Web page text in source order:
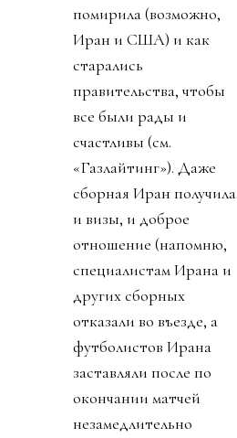
помирила (возможно,
Иран и США) и как
старались
правительства, чтобы
все были рады и
счастливы (см.
«Газлайтинг»). Даже
сборная Иран получила
и визы, и доброе
отношение (напомню,
специалистам Ирана и
других сборных
отказали во въезде, а
футболистов Ирана
заставляли после по
окончании матчей
незамедлительно